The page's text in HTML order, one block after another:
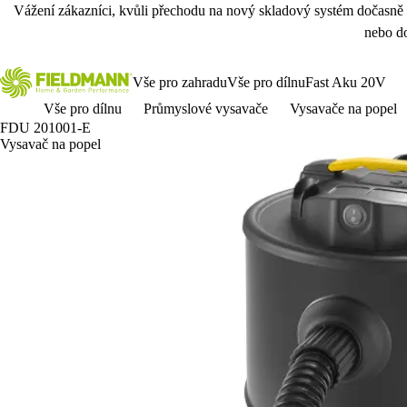
Vážení zákazníci, kvůli přechodu na nový skladový systém
nebo
Vše pro zahraduVše pro dílnuFast Aku 20V
Vše pro dílnu
Průmyslové vysavače
Vysavače na popel
FDU 201001-E
Vysavač na popel